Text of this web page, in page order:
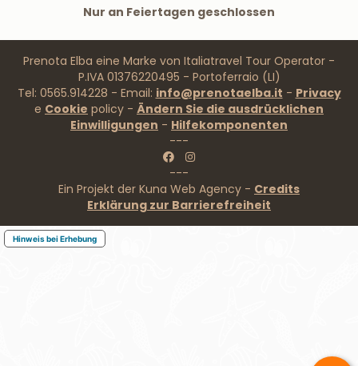
Nur an Feiertagen geschlossen
Prenota Elba eine Marke von Italiatravel Tour Operator -
P.IVA 01376220495 - Portoferraio (LI)
Tel: 0565.914228 - Email: info@prenotaelba.it - Privacy
e Cookie policy - Ändern Sie die ausdrücklichen
Einwilligungen - Hilfekomponenten
---
---
Ein Projekt der Kuna Web Agency - Credits
Erklärung zur Barrierefreiheit
Hinweis bei Erhebung